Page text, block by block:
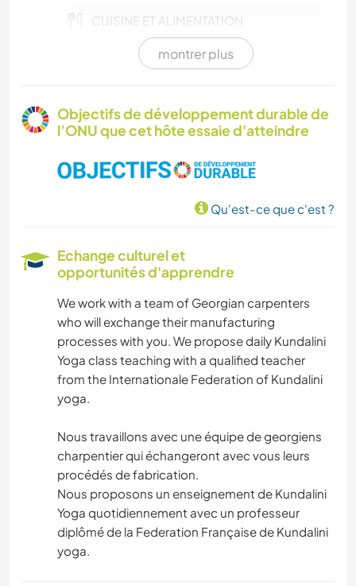
CUISINE ET ALIMENTATION
MENUISERIE
SPORTS D'ÉQUIPE
ACTIVITÉS EN PLEIN AIR
VOILE / BATEAU
FITNESS
DANSE
CAMPING
montrer plus
Objectifs de développement durable de
l’ONU que cet hôte essaie d'atteindre
Qu'est-ce que c'est ?
Echange culturel et
opportunités d'apprendre
We work with a team of Georgian carpenters
who will exchange their manufacturing
processes with you. We propose daily Kundalini
Yoga class teaching with a qualified teacher
from the Internationale Federation of Kundalini
yoga.
Nous travaillons avec une équipe de georgiens
charpentier qui échangeront avec vous leurs
procédés de fabrication.
Nous proposons un enseignement de Kundalini
Yoga quotidiennement avec un professeur
diplômé de la Federation Française de Kundalini
yoga.